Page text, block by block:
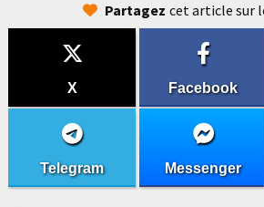
Partagez cet article sur
X Facebook
Telegram Messenger